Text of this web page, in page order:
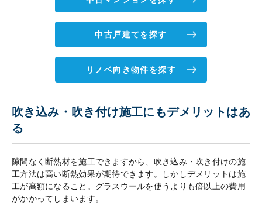
中古戸建てを探す
リノベ向き物件を探す
吹き込み・吹き付け施工にもデメリットはあ
る
隙間なく断熱材を施工できますから、吹き込み・吹き付けの施
工方法は高い断熱効果が期待できます。しかしデメリットは施
工が高額になること。グラスウールを使うよりも倍以上の費用
がかかってしまいます。